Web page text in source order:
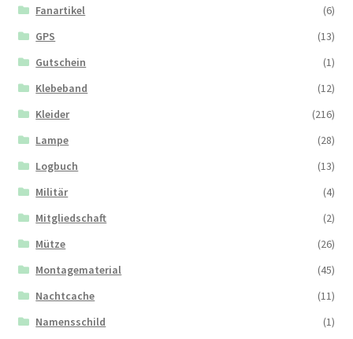
Fanartikel
(6)
GPS
(13)
Gutschein
(1)
Klebeband
(12)
Kleider
(216)
Lampe
(28)
Logbuch
(13)
Militär
(4)
Mitgliedschaft
(2)
Mütze
(26)
Montagematerial
(45)
Nachtcache
(11)
Namensschild
(1)